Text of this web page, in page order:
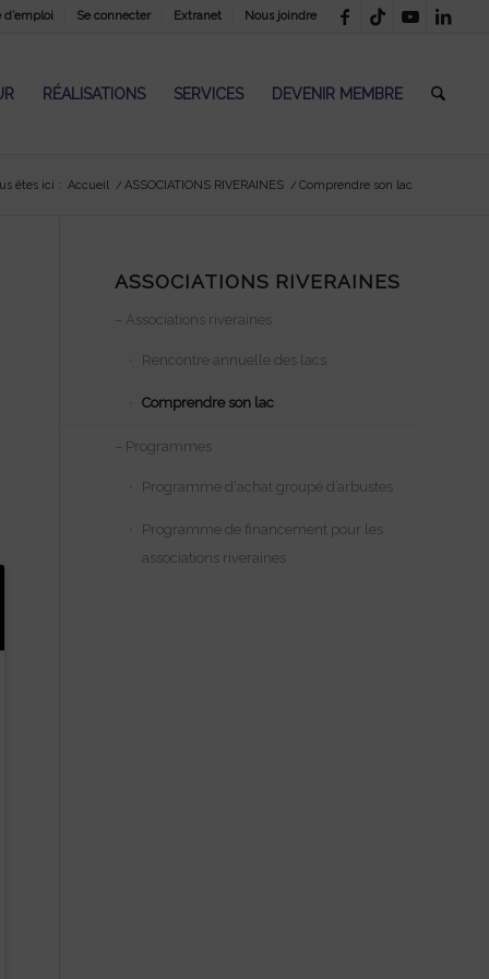
d’emploi Se connecter Extranet Nous joindre
RÉALISATIONS SERVICES DEVENIR MEMBRE
êtes ici : Accueil / ASSOCIATIONS RIVERAINES / Comprendre son lac
ASSOCIATIONS RIVERAINES
– Associations riveraines
Rencontre annuelle des lacs
Comprendre son lac
– Programmes
Programme d‘achat groupé d’arbustes
Programme de financement pour les
associations riveraines